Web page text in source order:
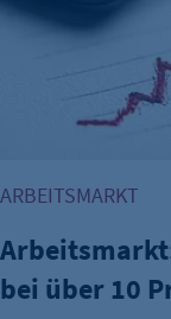
isSdEnabled
Anbieter:
etracker
Zweck:
Scrolltiefe
Cookie
24 Std.
ARBEITSMARKT
bei über 10